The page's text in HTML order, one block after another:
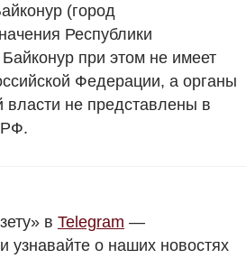
(город
Республики
при этом не имеет
Федерации, а органы
власти не представлены в
РФ.
в Telegram —
узнавайте о наших новостях